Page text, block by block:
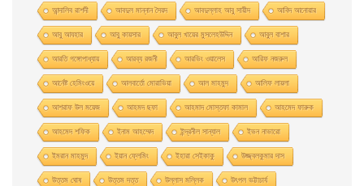
আন্দালিব রাশদী আবদুল মান্নান সৈয়দ আবদুল্লাহ আবু সায়ীদ আবিদ আনোয়ার
আবু আযহার আবু কায়সার আবুল খায়ের মুসলেহউদ্দিন আবুল বাশার
আরতি গঙ্গোপাধ্যায় আরব্য রজনী আরভিং ওয়ালেস আরিফ নজরুল
আর্নেষ্ট হেমিংওয়ে আলবার্তো মােরাভিয়া আল মাহমুদ আলিফ লায়লা
আশরাফ উল ময়েজ আহমদ ছফা আহমাদ মোস্তফা কামাল আহমেদ ফারুক
আহমেদ শফিক ইনাম আহম্মেদ ইন্দ্রনীল সান্যাল ইভন নাভারাে
ইমরান মাহমুদ ইয়ান ফ্লেমিং ইহারা সেইকাকু উজ্জ্বলকুমার দাস
উত্তম ঘােষ উত্তম দত্ত উল্লাস মল্লিক উৎপল ভট্টাচার্য